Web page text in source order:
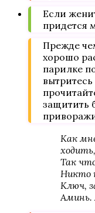
Если
придется
Прежде
хорошо
парилке
защитить
Как
ходить,
Так
Никто
Ключ,
Аминь.